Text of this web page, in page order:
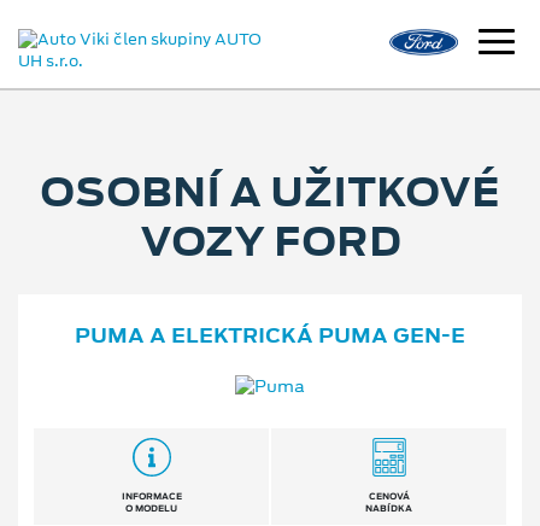
OSOBNÍ A UŽITKOVÉ
VOZY FORD
PUMA A ELEKTRICKÁ PUMA GEN⁠-⁠E
INFORMACE
O MODELU
CENOVÁ
NABÍDKA